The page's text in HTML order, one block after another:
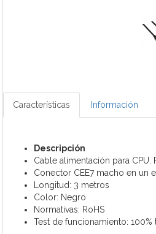
Características Información
Descripción
Cable alimentación para
Conector CEE7 macho en un
Longitud: 3 metros
Color: Negro
Normativas: RoHS
Test de funcionamiento: 100%